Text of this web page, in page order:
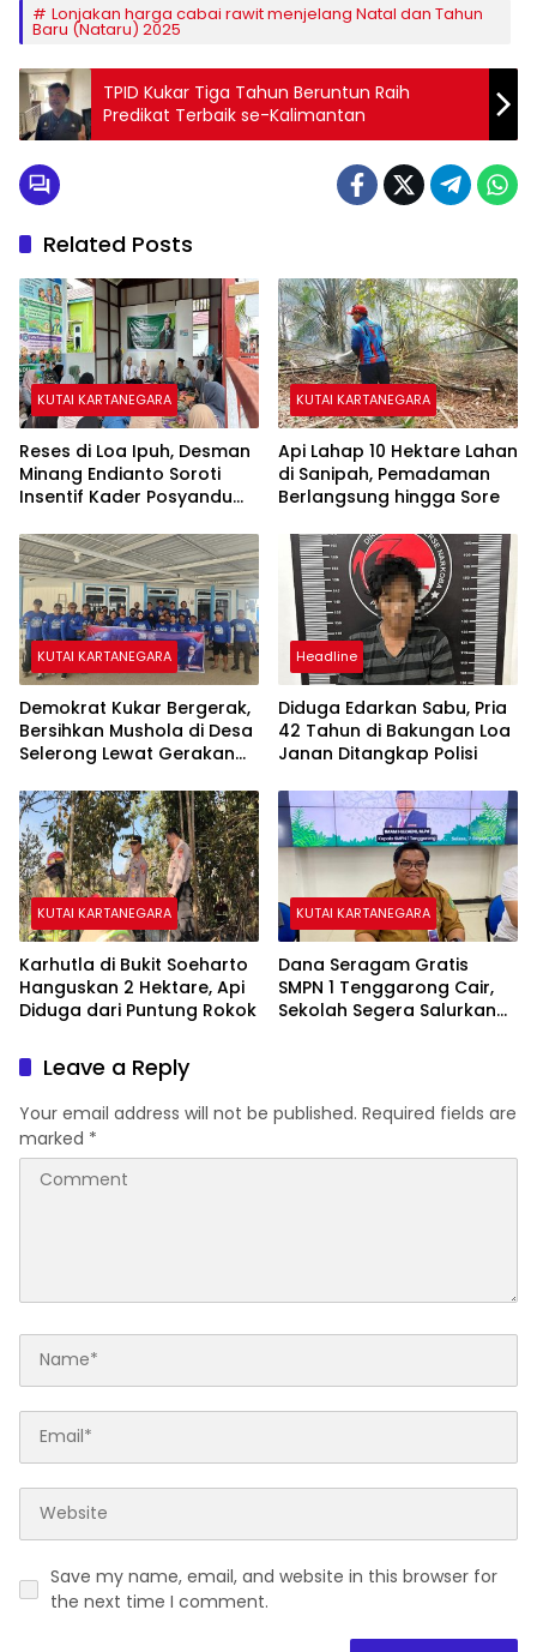
Lonjakan harga cabai rawit menjelang Natal dan Tahun
Baru (Nataru) 2025
TPID Kukar Tiga Tahun Beruntun Raih
Predikat Terbaik se-Kalimantan
Related Posts
KUTAI KARTANEGARA
Reses di Loa Ipuh, Desman
Minang Endianto Soroti
Insentif Kader Posyandu
KUTAI KARTANEGARA
Api Lahap 10 Hektare Lahan
di Sanipah, Pemadaman
Berlangsung hingga Sore
KUTAI KARTANEGARA
Demokrat Kukar Bergerak,
Bersihkan Mushola di Desa
Selerong Lewat Gerakan
Headline
Diduga Edarkan Sabu, Pria
42 Tahun di Bakungan Loa
Janan Ditangkap Polisi
KUTAI KARTANEGARA
Karhutla di Bukit Soeharto
Hanguskan 2 Hektare, Api
Diduga dari Puntung Rokok
KUTAI KARTANEGARA
Dana Seragam Gratis
SMPN 1 Tenggarong Cair,
Sekolah Segera Salurkan
Leave a Reply
Your email address will not be published. Required fields are
marked *
Save my name, email, and website in this browser for
the next time I comment.